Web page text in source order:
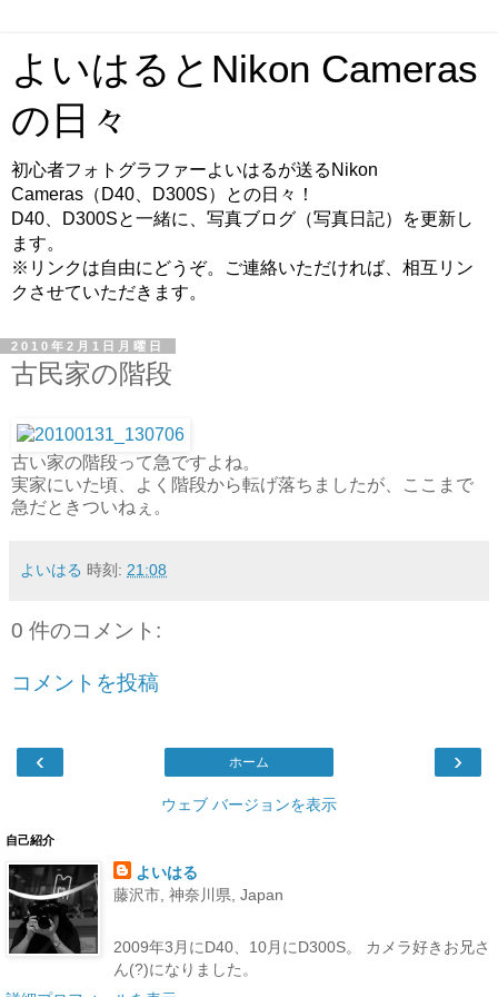
よいはるとNikon Cameras
の日々
初心者フォトグラファーよいはるが送るNikon
Cameras（D40、D300S）との日々！
D40、D300Sと一緒に、写真ブログ（写真日記）を更新し
ます。
※リンクは自由にどうぞ。ご連絡いただければ、相互リン
クさせていただきます。
2010年2月1日月曜日
古民家の階段
古い家の階段って急ですよね。
実家にいた頃、よく階段から転げ落ちましたが、ここまで
急だときついねぇ。
よいはる 時刻: 21:08
0 件のコメント:
コメントを投稿
‹ ›
ホーム
ウェブ バージョンを表示
自己紹介
よいはる
藤沢市, 神奈川県, Japan
2009年3月にD40、10月にD300S。 カメラ好きお兄さ
ん(?)になりました。